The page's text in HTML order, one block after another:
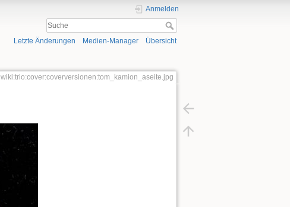
Anmelden
Letzte Änderungen Medien-Manager Übersicht
wiki:trio:cover:coverversionen:tom_kamion_aseite.jpg